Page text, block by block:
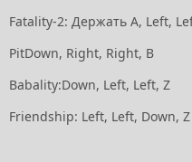
Fatality-2: Держать А, Left,
РitDown, Right, Right, В
Babality:Down, Left, Left, Z
Friendship: Left, Left, Down, Z